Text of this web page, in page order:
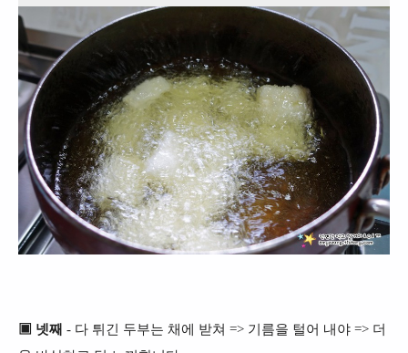
▣ 넷째 - 다 튀긴 두부는 채에 받쳐 => 기름을 털어 내야 => 더